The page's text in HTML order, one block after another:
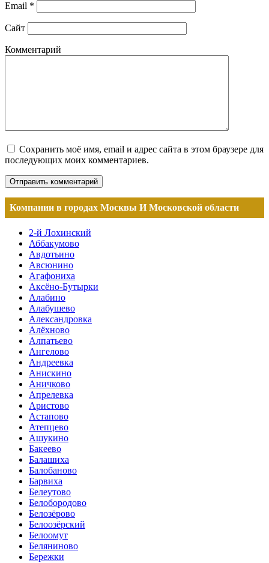
Email *
Сайт
Комментарий
Сохранить моё имя, email и адрес сайта в этом браузере для
последующих моих комментариев.
Компании в городах Москвы И Московской области
2-й Лохинский
Аббакумово
Авдотьино
Авсюнино
Агафониха
Аксёно-Бутырки
Алабино
Алабушево
Александровка
Алёхново
Алпатьево
Ангелово
Андреевка
Анискино
Аничково
Апрелевка
Аристово
Астапово
Атепцево
Ашукино
Бакеево
Балашиха
Балобаново
Барвиха
Белеутово
Белобородово
Белозёрово
Белоозёрский
Белоомут
Беляниново
Бережки